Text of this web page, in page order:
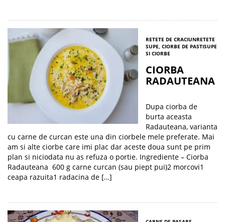
RETETE DE CRACIUNRETETE
SUPE, CIORBE DE PASTISUPE
SI CIORBE
CIORBA
RADAUTEANA
Dupa ciorba de
burta aceasta
Radauteana, varianta
cu carne de curcan este una din ciorbele mele preferate. Mai
am si alte ciorbe care imi plac dar aceste doua sunt pe prim
plan si niciodata nu as refuza o portie. Ingrediente – Ciorba
Radauteana 600 g carne curcan (sau piept pui)2 morcovi1
ceapa razuita1 radacina de […]